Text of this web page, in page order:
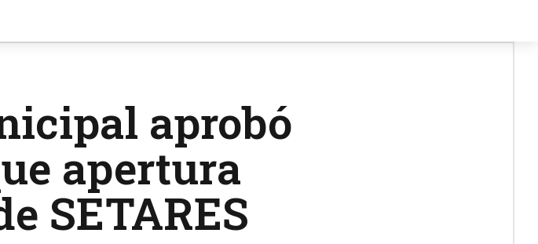
aprobó
apertura
SETARES